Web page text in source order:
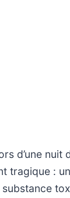
d’une nuit
tragique :
substance